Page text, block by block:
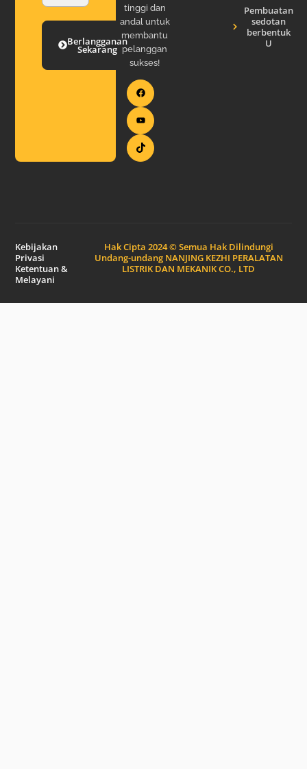
Berlangganan
Sekarang
tinggi dan
andal untuk
membantu
pelanggan
sukses!
Pembuatan
sedotan
berbentuk
U
Kebijakan
Privasi
Ketentuan &
Melayani
Hak Cipta 2024 © Semua Hak Dilindungi
Undang-undang NANJING KEZHI PERALATAN
LISTRIK DAN MEKANIK CO., LTD